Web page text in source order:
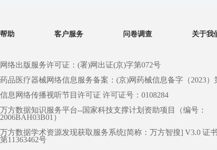
帮助 客户服务 问卷调查 关于我
网络出版服务许可证：(署)网出证(京)字第072号
药品医疗器械网络信息服务备案：(京)网药械信息备字（2023）
信息网络传播视听节目许可证 许可证号：0108284
万方数据知识服务平台--国家科技支撑计划资助项目（编号：
2006BAH03B01）
万方数据学术资源发现获取服务系统[简称：万方智搜] V3.0 证
第11363462号